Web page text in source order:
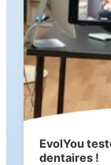
EvolYou
dentaires !